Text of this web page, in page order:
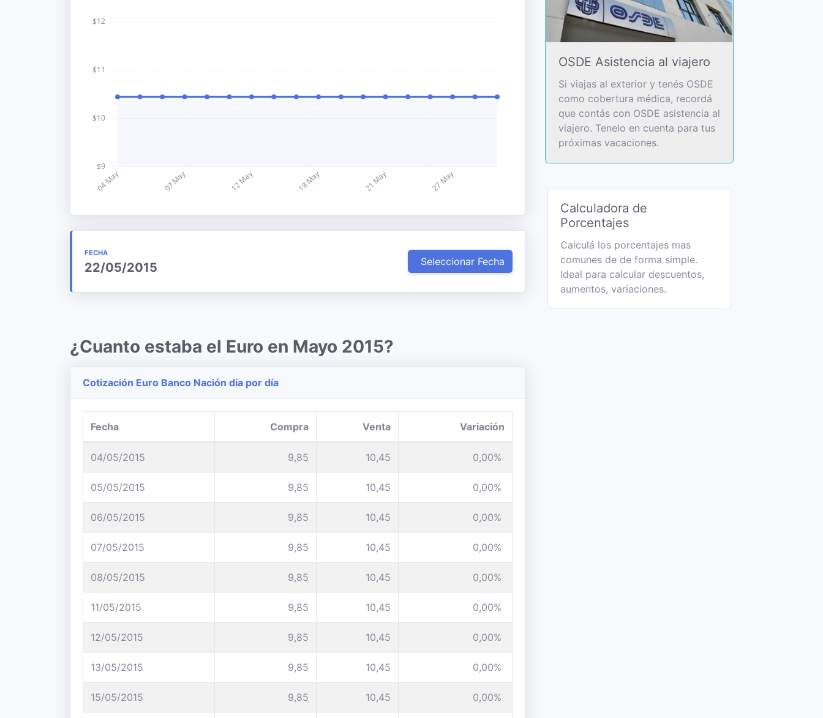
FECHA
22/05/2015 Seleccionar Fecha
¿Cuanto estaba el Euro en Mayo 2015?
Cotización Euro Banco Nación día por día
Fecha Compra Venta Variación
04/05/2015 9,85 10,45 0,00%
05/05/2015 9,85 10,45 0,00%
06/05/2015 9,85 10,45 0,00%
07/05/2015 9,85 10,45 0,00%
08/05/2015 9,85 10,45 0,00%
11/05/2015 9,85 10,45 0,00%
12/05/2015 9,85 10,45 0,00%
13/05/2015 9,85 10,45 0,00%
15/05/2015 9,85 10,45 0,00%
OSDE Asistencia al viajero
Si viajas al exterior y tenés OSDE
como cobertura médica, recordá
que contás con OSDE asistencia al
viajero. Tenelo en cuenta para tus
próximas vacaciones.
Calculadora de
Porcentajes
Calculá los porcentajes mas
comunes de de forma simple.
Ideal para calcular descuentos,
aumentos, variaciones.